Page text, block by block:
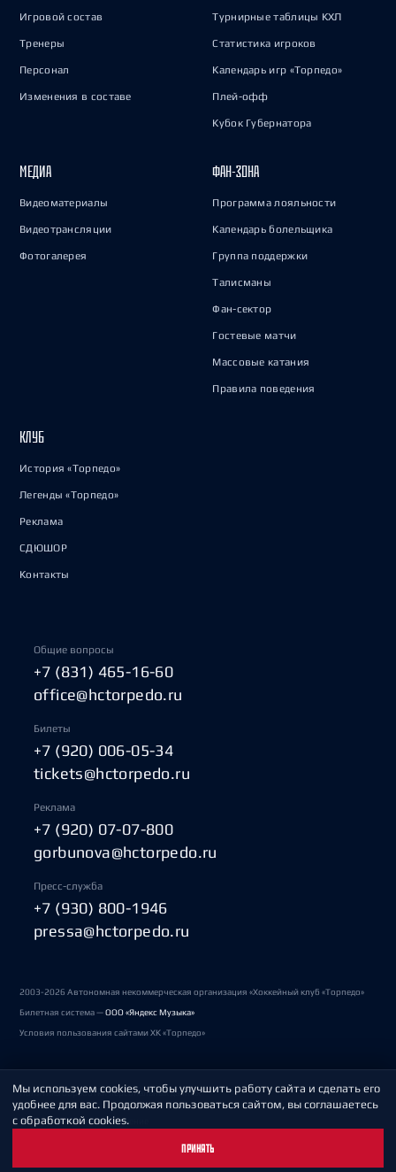
Игровой состав
Тренеры
Персонал
Изменения в составе
Турнирные таблицы КХЛ
Статистика игроков
Календарь игр «Торпедо»
Плей-офф
Кубок Губернатора
МЕДИА
Видеоматериалы
Видеотрансляции
Фотогалерея
ФАН-ЗОНА
Программа лояльности
Календарь болельщика
Группа поддержки
Талисманы
Фан-сектор
Гостевые матчи
Массовые катания
Правила поведения
КЛУБ
История «Торпедо»
Легенды «Торпедо»
Реклама
СДЮШОР
Контакты
Общие вопросы
+7 (831) 465-16-60
office@hctorpedo.ru
Билеты
+7 (920) 006-05-34
tickets@hctorpedo.ru
Реклама
+7 (920) 07-07-800
gorbunova@hctorpedo.ru
Пресс-служба
+7 (930) 800-1946
pressa@hctorpedo.ru
2003-2026 Автономная некоммерческая организация «Хоккейный клуб «Торпедо»
Билетная система —ООО «Яндекс Музыка»
Условия пользования сайтами ХК «Торпедо»
Политика обработки персональных данных
Пользовательское соглашение
Мы используем cookies, чтобы улучшить работу сайта и сделать его
удобнее для вас. Продолжая пользоваться сайтом, вы соглашаетесь
с обработкой cookies.
ПРИНЯТЬ